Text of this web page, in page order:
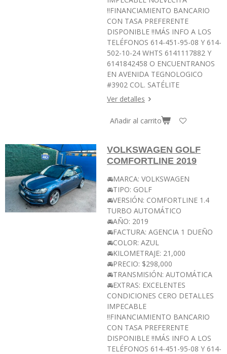
‼️FINANCIAMIENTO BANCARIO
CON TASA PREFERENTE
DISPONIBLE ‼️MÁS INFO A LOS
TELÉFONOS 614-451-95-08 Y 614-
502-10-24 WHTS 6141117882 Y
6141842458 O ENCUENTRANOS
EN AVENIDA TEGNOLOGICO
#3902 COL. SATÉLITE
Ver detalles
Añadir al carrito
VOLKSWAGEN GOLF
COMFORTLINE 2019
🚘MARCA: VOLKSWAGEN
🚘TIPO: GOLF
🚘VERSIÓN: COMFORTLINE 1.4
TURBO AUTOMÁTICO
🚘AÑO: 2019
🚘FACTURA: AGENCIA 1 DUEÑO
🚘COLOR: AZUL
🚘KILOMETRAJE: 21,000
🚘PRECIO: $298,000
🚘TRANSMISIÓN: AUTOMÁTICA
🚘EXTRAS: EXCELENTES
CONDICIONES CERO DETALLES
IMPECABLE
‼️FINANCIAMIENTO BANCARIO
CON TASA PREFERENTE
DISPONIBLE ‼️MÁS INFO A LOS
TELÉFONOS 614-451-95-08 Y 614-